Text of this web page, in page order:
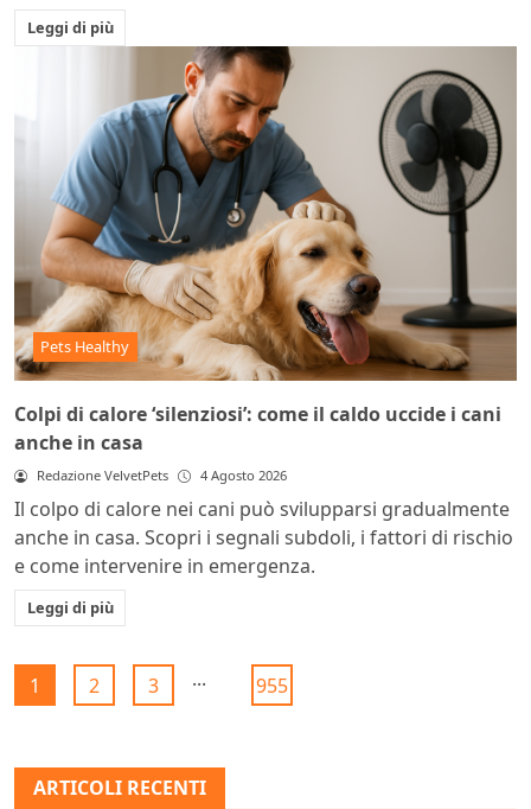
Leggi di più
Pets Healthy
Colpi di calore ‘silenziosi’: come il caldo uccide i cani
anche in casa
Redazione VelvetPets 4 Agosto 2026
Il colpo di calore nei cani può svilupparsi gradualmente
anche in casa. Scopri i segnali subdoli, i fattori di rischio
e come intervenire in emergenza.
Leggi di più
1 2 3 ... 955
ARTICOLI RECENTI